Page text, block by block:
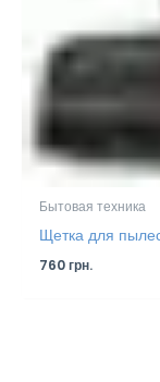
Бытовая техника
Щетка для
760грн.